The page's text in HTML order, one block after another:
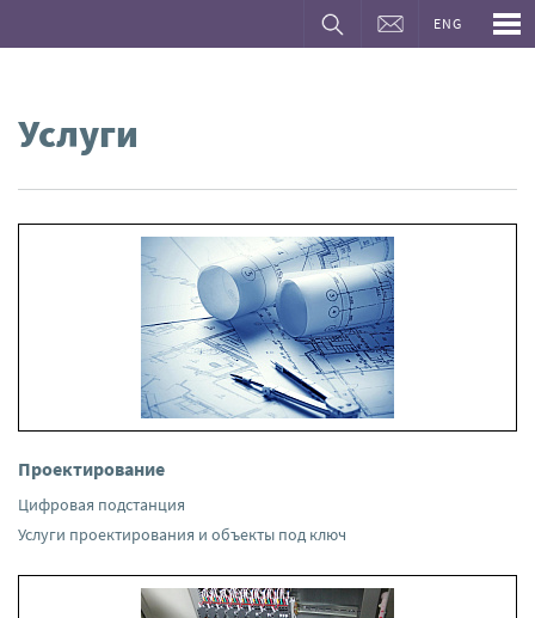
ENG
Услуги
Проектирование
Цифровая подстанция
Услуги проектирования и объекты под ключ